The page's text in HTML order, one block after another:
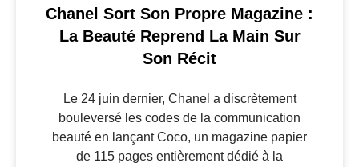
Chanel Sort Son Propre Magazine :
La Beauté Reprend La Main Sur
Son Récit
Le 24 juin dernier, Chanel a discrètement
bouleversé les codes de la communication
beauté en lançant Coco, un magazine papier
de 115 pages entièrement dédié à la